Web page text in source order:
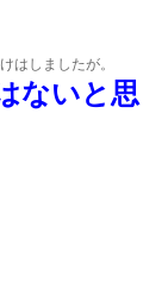
はしましたが。
ないと思